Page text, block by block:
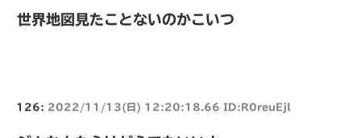
世界地図見たことないのかこいつ
126: 2022/11/13(日) 12:20:18.66 ID:R0reuEjl